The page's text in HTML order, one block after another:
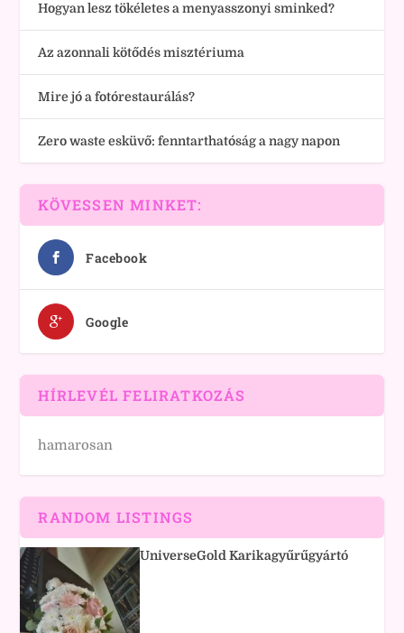
Hogyan lesz tökéletes a menyasszonyi sminked?
Az azonnali kötődés misztériuma
Mire jó a fotórestaurálás?
Zero waste esküvő: fenntarthatóság a nagy napon
KÖVESSEN MINKET:
Facebook
Google
HÍRLEVÉL FELIRATKOZÁS
hamarosan
RANDOM LISTINGS
UniverseGold Karikagyűrűgyártó